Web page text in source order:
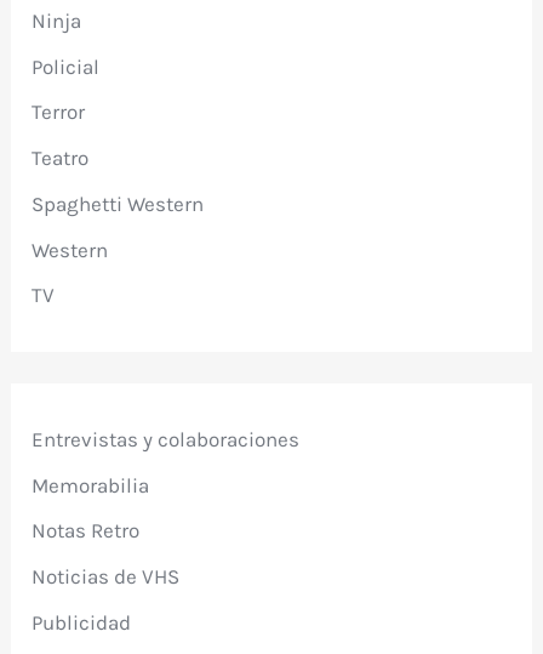
Ninja
Policial
Terror
Teatro
Spaghetti Western
Western
TV
Entrevistas y colaboraciones
Memorabilia
Notas Retro
Noticias de VHS
Publicidad